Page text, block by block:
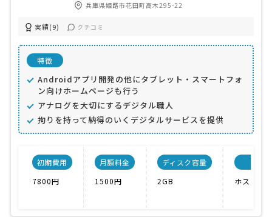
兵庫県姫路市花田町高木295-22
実績(9) クチコミ
特徴
Androidアプリ開発の他にタブレット・スマートフォ
ン向けホームページも行う
アナログを大切にするデジタル職人
拘りを持って納得のいくデジタルサービスを提供
初期費用
7800円
月額料金
1500円
ディスク容量
2GB
ホスティ